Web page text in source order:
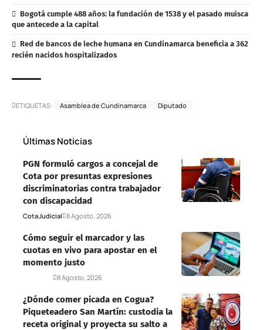
Bogotá cumple 488 años: la fundación de 1538 y el pasado muisca
que antecede a la capital
Red de bancos de leche humana en Cundinamarca beneficia a 362
recién nacidos hospitalizados
ETIQUETAS: Asamblea de Cundinamarca Diputado
Últimas Noticias
PGN formuló cargos a concejal de
Cota por presuntas expresiones
discriminatorias contra trabajador
con discapacidad
CotaJudicial 8 Agosto, 2026
Cómo seguir el marcador y las
cuotas en vivo para apostar en el
momento justo
8 Agosto, 2026
¿Dónde comer picada en Cogua?
Piqueteadero San Martín: custodia la
receta original y proyecta su salto a